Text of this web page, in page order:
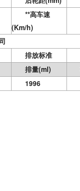
**高车速
(Km/h)
排放标准
排量(ml)
1996